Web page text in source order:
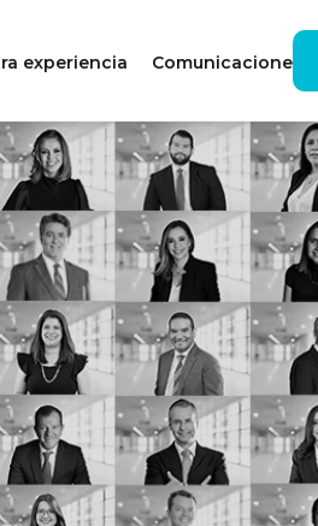
experiencia Comunicaciones